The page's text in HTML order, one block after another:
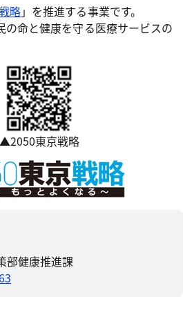
略」を推進する事業です。
命と健康を守る医療サービスの
▲2050東京戦略
部健康推進課